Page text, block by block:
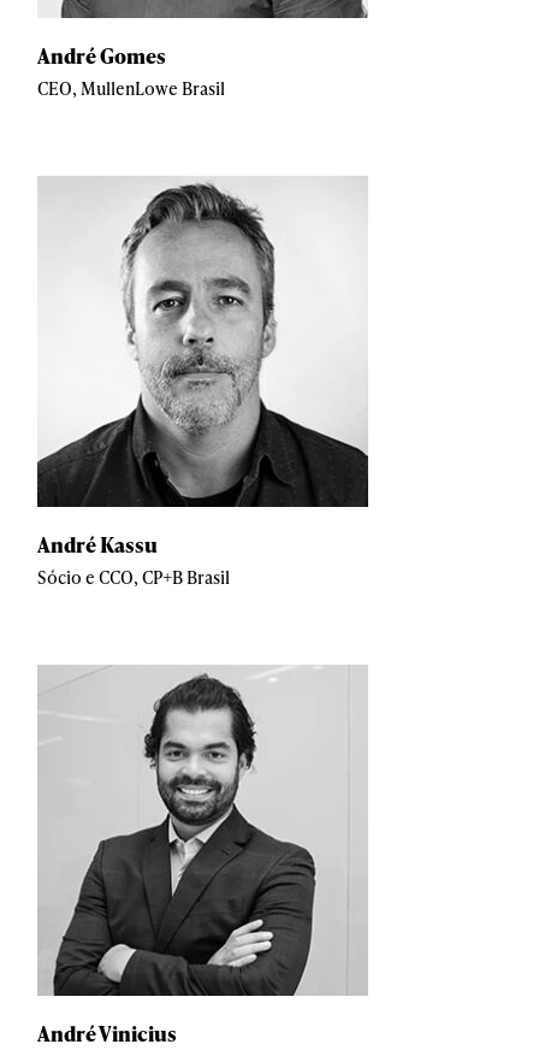
André Gomes
CEO, MullenLowe Brasil
André Kassu
Sócio e CCO, CP+B Brasil
André Vinicius